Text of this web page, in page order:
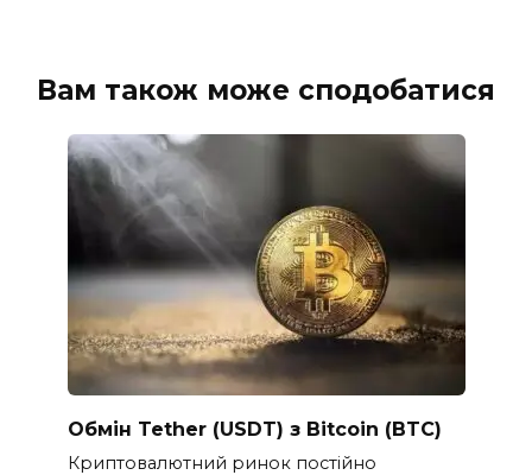
Вам також може сподобатися
Обмін Tether (USDT) з Bitcoin (BTC)
Криптовалютний ринок постійно